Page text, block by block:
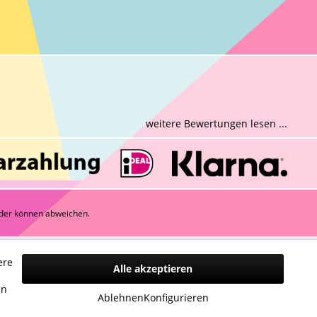
weitere Bewertungen lesen ...
können abweichen.
Alle akzeptieren
AblehnenKonfigurieren